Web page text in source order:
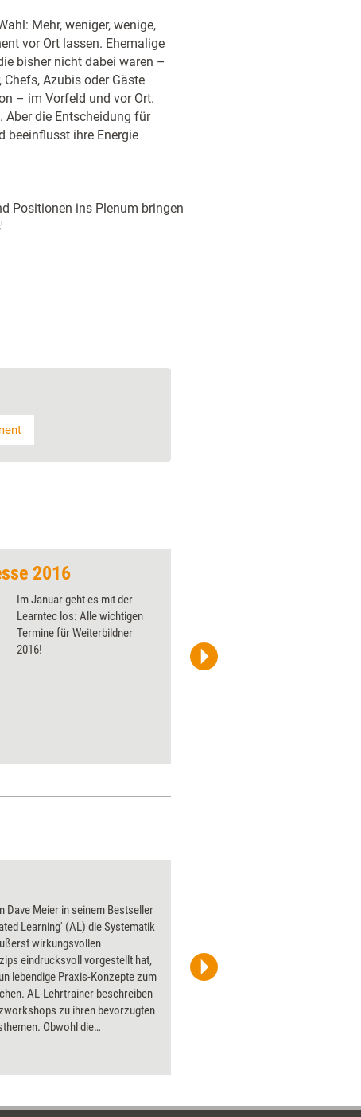
Mehr, weniger, wenige,
vor Ort lassen. Ehemalige
bisher nicht dabei waren –
Azubis oder Gäste
– im Vorfeld und vor Ort.
die Entscheidung für
beeinflusst ihre Energie
Positionen ins Plenum bringen
2016
Im Januar geht es mit der
Learntec los: Alle wichtigen
Termine für Weiterbildner
2016!
200 Degrees/Pixabay
Dave Meier in seinem Bestseller
Learning' (AL) die Systematik
wirkungsvollen
eindrucksvoll vorgestellt hat,
lebendige Praxis-Konzepte zum
AL-Lehrtrainer beschreiben
zu ihren bevorzugten
Obwohl die
Prinzip des AL. Die Vorteile von
Trainings-Stil verzichten zu